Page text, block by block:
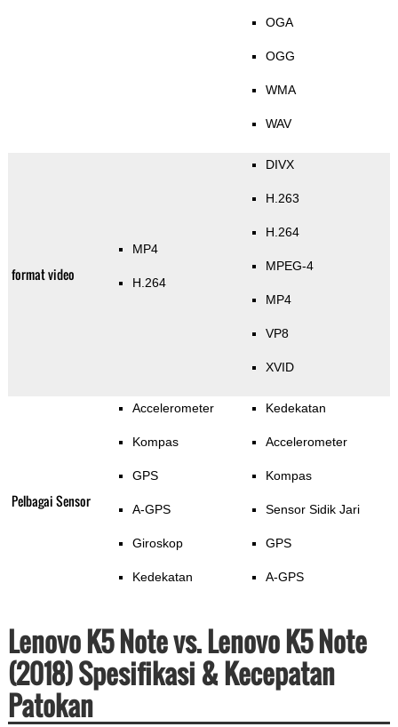
OGA
OGG
WMA
WAV
format video
MP4
H.264
DIVX
H.263
H.264
MPEG-4
MP4
VP8
XVID
Pelbagai Sensor
Accelerometer
Kompas
GPS
A-GPS
Giroskop
Kedekatan
Kedekatan
Accelerometer
Kompas
Sensor Sidik Jari
GPS
A-GPS
Lenovo K5 Note vs. Lenovo K5 Note
(2018) Spesifikasi & Kecepatan
Patokan